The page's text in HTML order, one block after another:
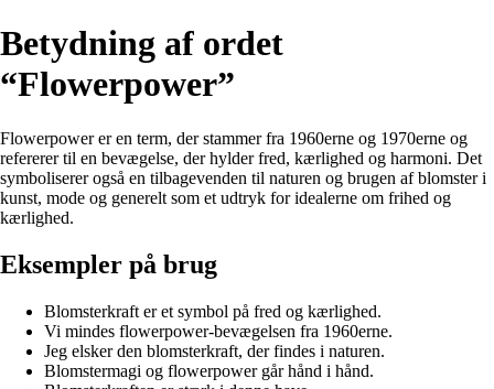
Betydning af ordet
“Flowerpower”
Flowerpower er en term, der stammer fra 1960erne og 1970erne og
refererer til en bevægelse, der hylder fred, kærlighed og harmoni. Det
symboliserer også en tilbagevenden til naturen og brugen af blomster i
kunst, mode og generelt som et udtryk for idealerne om frihed og
kærlighed.
Eksempler på brug
Blomsterkraft er et symbol på fred og kærlighed.
Vi mindes flowerpower-bevægelsen fra 1960erne.
Jeg elsker den blomsterkraft, der findes i naturen.
Blomstermagi og flowerpower går hånd i hånd.